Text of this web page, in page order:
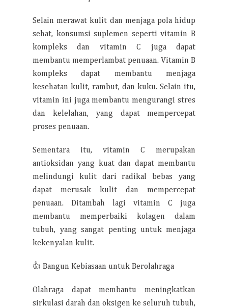
Selain merawat kulit dan menjaga pola hidup
sehat, konsumsi suplemen seperti vitamin B
kompleks dan vitamin C juga dapat
membantu memperlambat penuaan. Vitamin B
kompleks dapat membantu menjaga
kesehatan kulit, rambut, dan kuku. Selain itu,
vitamin ini juga membantu mengurangi stres
dan kelelahan, yang dapat mempercepat
proses penuaan.
Sementara itu, vitamin C merupakan
antioksidan yang kuat dan dapat membantu
melindungi kulit dari radikal bebas yang
dapat merusak kulit dan mempercepat
penuaan. Ditambah lagi vitamin C juga
membantu memperbaiki kolagen dalam
tubuh, yang sangat penting untuk menjaga
kekenyalan kulit.
👍 Bangun Kebiasaan untuk Berolahraga
Olahraga dapat membantu meningkatkan
sirkulasi darah dan oksigen ke seluruh tubuh,